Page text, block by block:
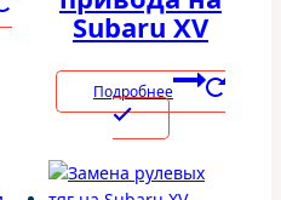
Subaru XV
Подробнее